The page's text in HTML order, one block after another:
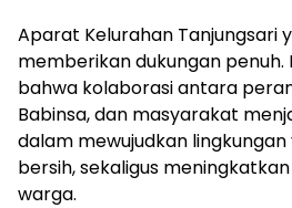
Aparat Kelurahan Tanjungsari
memberikan dukungan penuh.
bahwa kolaborasi antara
Babinsa, dan masyarakat
dalam mewujudkan
bersih, sekaligus
warga.